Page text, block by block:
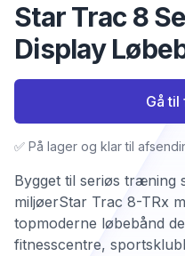
Star Trac 8
Display
Bygget til seriøs træning
miljøerStar Trac 8-TRx
topmoderne løbebånd
fitnesscentre,
✅ På lager og klar til
Gå